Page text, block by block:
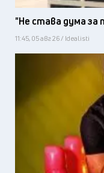
"Не става дума за
11:45, 05 авг 26 / Idealisti